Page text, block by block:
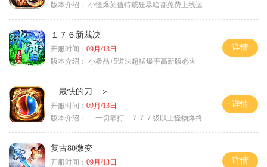
版本介绍： 小怪爆茺值特戒狂暴啥都免费上线运
１７６新裁决
开服时间： 09月/13日
版本介绍： 小极品+5道法超猛爆率高新版必火
详情
最快的刀 ＞
开服时间： 09月/13日
版本介绍：
一切靠打 ７７７级以上怪物爆终极 ＞
详情
复古80微变
开服时间： 09月/13日
详情